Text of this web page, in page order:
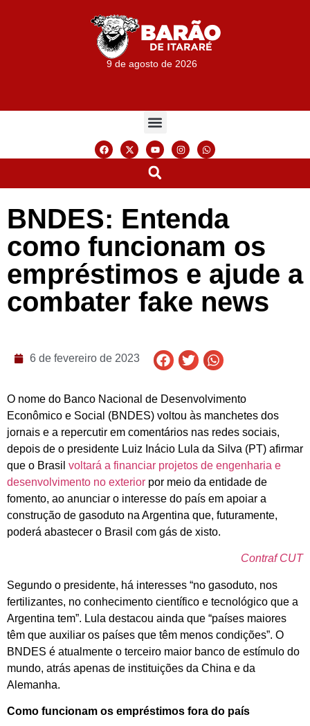
9 de agosto de 2026
BNDES: Entenda
como funcionam os
empréstimos e ajude a
combater fake news
6 de fevereiro de 2023
O nome do Banco Nacional de Desenvolvimento
Econômico e Social (BNDES) voltou às manchetes dos
jornais e a repercutir em comentários nas redes sociais,
depois de o presidente Luiz Inácio Lula da Silva (PT) afirmar
que o Brasil voltará a financiar projetos de engenharia e
desenvolvimento no exterior por meio da entidade de
fomento, ao anunciar o interesse do país em apoiar a
construção de gasoduto na Argentina que, futuramente,
poderá abastecer o Brasil com gás de xisto.
Contraf CUT
Segundo o presidente, há interesses “no gasoduto, nos
fertilizantes, no conhecimento científico e tecnológico que a
Argentina tem”. Lula destacou ainda que “países maiores
têm que auxiliar os países que têm menos condições”. O
BNDES é atualmente o terceiro maior banco de estímulo do
mundo, atrás apenas de instituições da China e da
Alemanha.
Como funcionam os empréstimos fora do país